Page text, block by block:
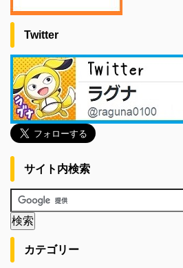
Twitter
サイト内検索
カテゴリー